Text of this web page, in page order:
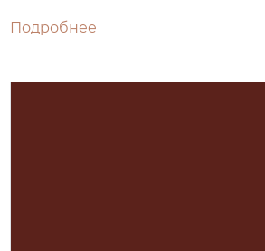
Подробнее